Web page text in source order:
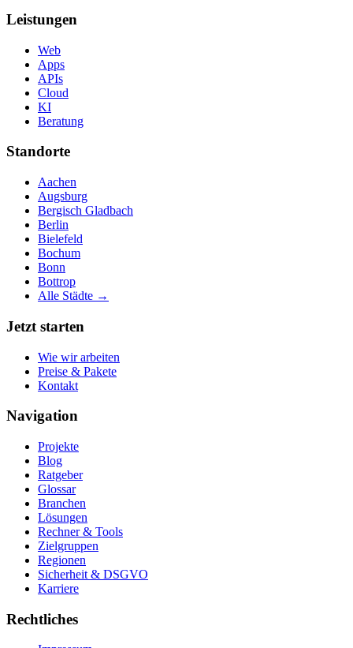
Leistungen
Web
Apps
APIs
Cloud
KI
Beratung
Standorte
Aachen
Augsburg
Bergisch Gladbach
Berlin
Bielefeld
Bochum
Bonn
Bottrop
Alle Städte →
Jetzt starten
Wie wir arbeiten
Preise & Pakete
Kontakt
Navigation
Projekte
Blog
Ratgeber
Glossar
Branchen
Lösungen
Rechner & Tools
Zielgruppen
Regionen
Sicherheit & DSGVO
Karriere
Rechtliches